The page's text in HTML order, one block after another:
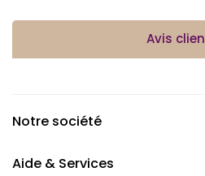
Avis
Notre société
Aide & Services